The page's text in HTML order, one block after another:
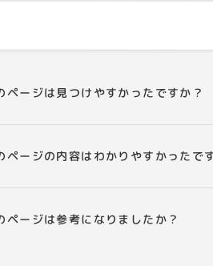
ページは見つけやすかったですか？
ページの内容はわかりやすかったで
ページは参考になりましたか？